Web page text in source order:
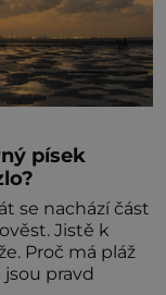
písek
se nachází část
Jistě k
Proč má pláž
Nakolik jsou pravd